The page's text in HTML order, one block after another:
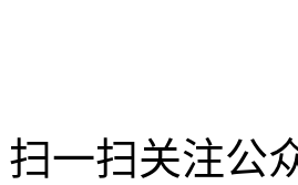
扫一扫关注公